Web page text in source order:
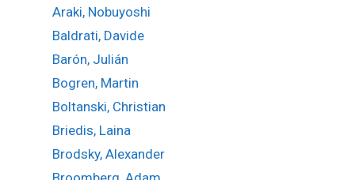
Araki, Nobuyoshi
Baldrati, Davide
Barón, Julián
Bogren, Martin
Boltanski, Christian
Briedis, Laina
Brodsky, Alexander